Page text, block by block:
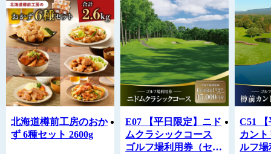
北海道樽前工房のおか
ず 6種セット 2600g
E07 【平日限定】ニド
ムクラシックコース
ゴルフ場利用券（セル
C51
カン
ルフ